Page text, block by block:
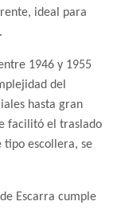
ideal para
1946 y 1955
del
hasta gran
facilitó el traslado
tipo escollera, se
Escarra cumple